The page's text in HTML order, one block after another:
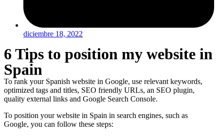
diciembre 18, 2022
6 Tips to position my website in
Spain
To rank your Spanish website in Google, use relevant keywords,
optimized tags and titles, SEO friendly URLs, an SEO plugin,
quality external links and Google Search Console.
To position your website in Spain in search engines, such as
Google, you can follow these steps: